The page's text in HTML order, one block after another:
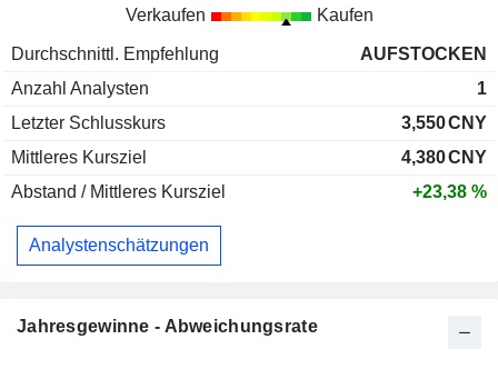
Verkaufen Kaufen
Durchschnittl. Empfehlung
AUFSTOCKEN
Anzahl Analysten
1
Letzter Schlusskurs
3,550CNY
Mittleres Kursziel
4,380CNY
Abstand / Mittleres Kursziel
+23,38 %
Analystenschätzungen
Jahresgewinne - Abweichungsrate